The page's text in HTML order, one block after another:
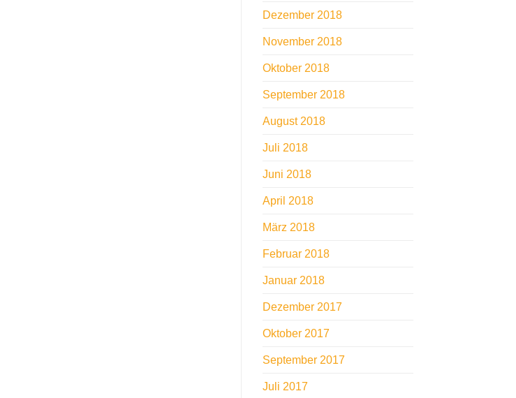
Dezember 2018
November 2018
Oktober 2018
September 2018
August 2018
Juli 2018
Juni 2018
April 2018
März 2018
Februar 2018
Januar 2018
Dezember 2017
Oktober 2017
September 2017
Juli 2017